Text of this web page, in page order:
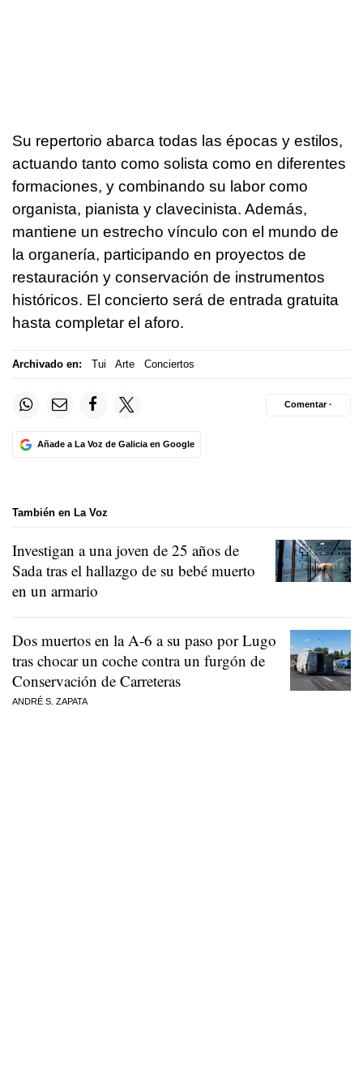
Su repertorio abarca todas las épocas y estilos,
actuando tanto como solista como en diferentes
formaciones, y combinando su labor como
organista, pianista y clavecinista. Además,
mantiene un estrecho vínculo con el mundo de
la organería, participando en proyectos de
restauración y conservación de instrumentos
históricos. El concierto será de entrada gratuita
hasta completar el aforo.
Archivado en: Tui Arte Conciertos
Añade a La Voz de Galicia en Google
Comentar ·
También en La Voz
Investigan a una joven de 25 años de
Sada tras el hallazgo de su bebé muerto
en un armario
Dos muertos en la A-6 a su paso por Lugo
tras chocar un coche contra un furgón de
Conservación de Carreteras
ANDRÉ S. ZAPATA